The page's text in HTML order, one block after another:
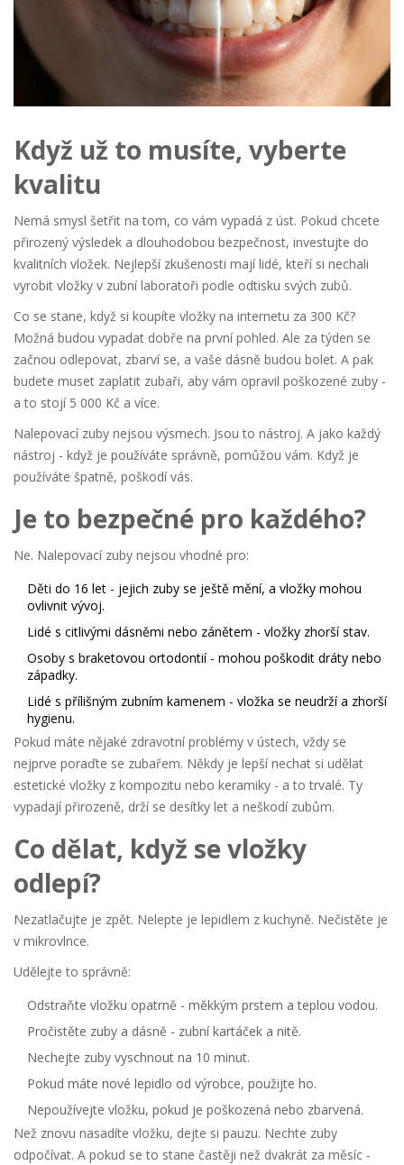
Když už to musíte, vyberte
kvalitu
Nemá smysl šetřit na tom, co vám vypadá z úst. Pokud chcete
přirozený výsledek a dlouhodobou bezpečnost, investujte do
kvalitních vložek. Nejlepší zkušenosti mají lidé, kteří si nechali
vyrobit vložky v zubní laboratoři podle odtisku svých zubů.
Co se stane, když si koupíte vložky na internetu za 300 Kč?
Možná budou vypadat dobře na první pohled. Ale za týden se
začnou odlepovat, zbarví se, a vaše dásně budou bolet. A pak
budete muset zaplatit zubaři, aby vám opravil poškozené zuby -
a to stojí 5 000 Kč a více.
Nalepovací zuby nejsou výsmech. Jsou to nástroj. A jako každý
nástroj - když je používáte správně, pomůžou vám. Když je
používáte špatně, poškodí vás.
Je to bezpečné pro každého?
Ne. Nalepovací zuby nejsou vhodné pro:
Děti do 16 let - jejich zuby se ještě mění, a vložky mohou
ovlivnit vývoj.
Lidé s citlivými dásněmi nebo zánětem - vložky zhorší stav.
Osoby s braketovou ortodontií - mohou poškodit dráty nebo
západky.
Lidé s přílišným zubním kamenem - vložka se neudrží a zhorší
hygienu.
Pokud máte nějaké zdravotní problémy v ústech, vždy se
nejprve poraďte se zubařem. Někdy je lepší nechat si udělat
estetické vložky z kompozitu nebo keramiky - a to trvalé. Ty
vypadají přirozeně, drží se desítky let a neškodí zubům.
Co dělat, když se vložky
odlepí?
Nezatlačujte je zpět. Nelepte je lepidlem z kuchyně. Nečistěte je
v mikrovlnce.
Udělejte to správně:
Odstraňte vložku opatrně - měkkým prstem a teplou vodou.
Pročistěte zuby a dásně - zubní kartáček a nitě.
Nechejte zuby vyschnout na 10 minut.
Pokud máte nové lepidlo od výrobce, použijte ho.
Nepoužívejte vložku, pokud je poškozená nebo zbarvená.
Než znovu nasadíte vložku, dejte si pauzu. Nechte zuby
odpočívat. A pokud se to stane častěji než dvakrát za měsíc -